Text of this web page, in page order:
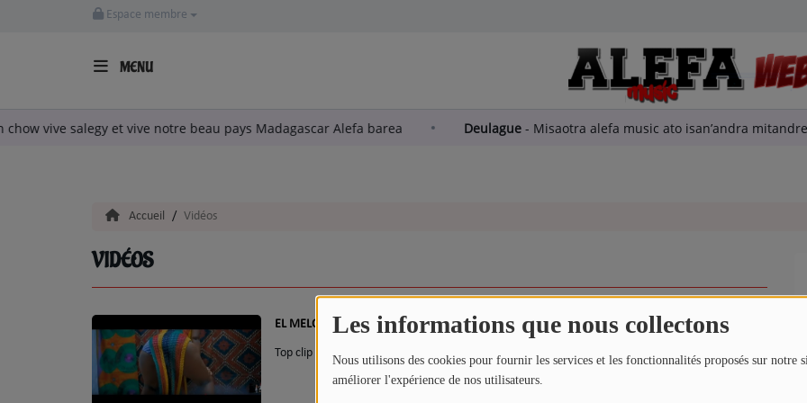
Les informations que nous collectons
Nous utilisons des cookies pour fournir les services et les fonctionnalités proposés sur notre
améliorer l'expérience de nos utilisateurs.
Espace membre
MENU
chow vive salegy et vive notre beau pays Madagascar Alefa barea Deulague-Misaotra alefa music ato isan’andra
QUI SOMMES NOUS?
Accueil Vidéos
VIDÉOS
EL MELO - MACHIRO
Top clip Alefamusic - EL MELO Machiro (salegy) - music salegy mafana madagascar